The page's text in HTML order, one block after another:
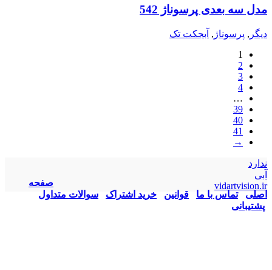
مدل سه بعدی پرسوناژ 542
دیگر , پرسوناژ , آبجکت تک
1
2
3
4
…
39
40
41
→
ندارد
آبی
vidartvision.ir
صفحه
اصلی
تماس با ما قوانین خرید اشتراک
سوالات متداول
پشتیبانی